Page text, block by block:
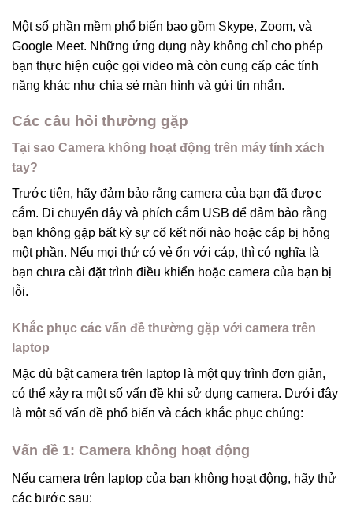
Một số phần mềm phổ biến bao gồm Skype, Zoom, và
Google Meet. Những ứng dụng này không chỉ cho phép
bạn thực hiện cuộc gọi video mà còn cung cấp các tính
năng khác như chia sẻ màn hình và gửi tin nhắn.
Các câu hỏi thường gặp
Tại sao Camera không hoạt động trên máy tính xách
tay?
Trước tiên, hãy đảm bảo rằng camera của bạn đã được
cắm. Di chuyển dây và phích cắm USB để đảm bảo rằng
bạn không gặp bất kỳ sự cố kết nối nào hoặc cáp bị hỏng
một phần. Nếu mọi thứ có vẻ ổn với cáp, thì có nghĩa là
bạn chưa cài đặt trình điều khiển hoặc camera của bạn bị
lỗi.
Khắc phục các vấn đề thường gặp với camera trên
laptop
Mặc dù bật camera trên laptop là một quy trình đơn giản,
có thể xảy ra một số vấn đề khi sử dụng camera. Dưới đây
là một số vấn đề phổ biến và cách khắc phục chúng:
Vấn đề 1: Camera không hoạt động
Nếu camera trên laptop của bạn không hoạt động, hãy thử
các bước sau: